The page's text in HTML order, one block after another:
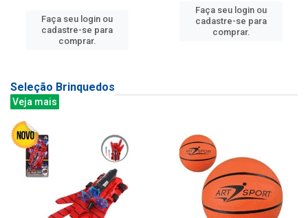
Faça seu login ou
cadastre-se para
comprar.
Faça seu login ou
cadastre-se para
comprar.
Seleção Brinquedos
Veja mais